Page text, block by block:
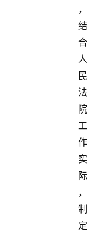
，
结
合
人
民
法
院
工
作
实
际
，
制
定